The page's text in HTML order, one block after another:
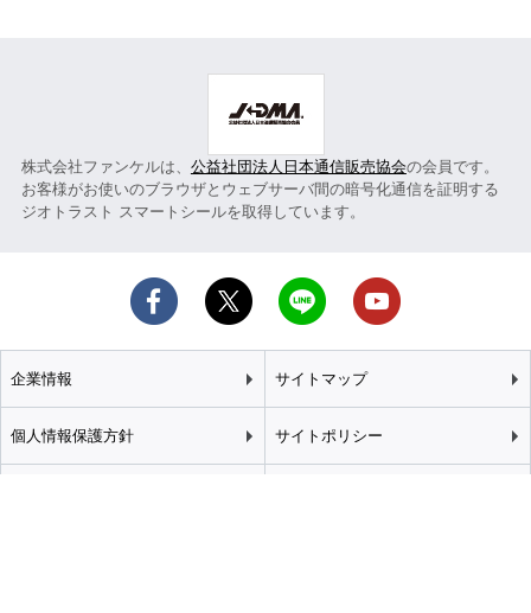
株式会社ファンケルは、 公益社団法人日本通信販売協会の会員です。
お客様がお使いのブラウザとウェブサーバ間の暗号化通信を証明する
ジオトラスト スマートシールを取得しています。
企業情報 サイトマップ
個人情報保護方針 サイトポリシー